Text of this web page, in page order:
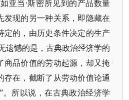
亚当·斯密所见到的产品数量
发现的另一种关系，即隐藏在
定的，由历史条件决定的生产
遗憾的是，古典政治经济学的
商品价值的劳动起源，却又掩
存在，截断了从劳动价值论通
。所以说，在古典政治经济学